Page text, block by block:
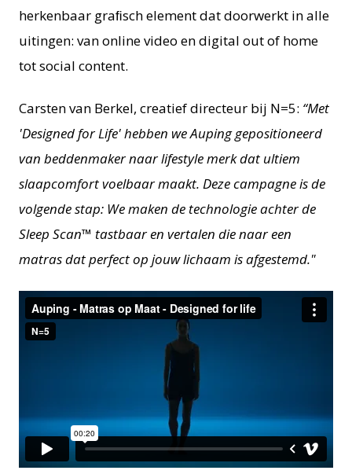
herkenbaar graﬁsch element dat doorwerkt in alle
uitingen: van online video en digital out of home
tot social content.
Carsten van Berkel, creatief directeur bij N=5: “Met
'Designed for Life' hebben we Auping gepositioneerd
van beddenmaker naar lifestyle merk dat ultiem
slaapcomfort voelbaar maakt. Deze campagne is de
volgende stap: We maken de technologie achter de
Sleep Scan™ tastbaar en vertalen die naar een
matras dat perfect op jouw lichaam is afgestemd."